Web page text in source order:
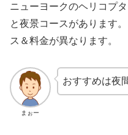
ニューヨークのヘリコプ
と夜景コースがあります
ス＆料金が異なります。
まぉー
おすすめは夜